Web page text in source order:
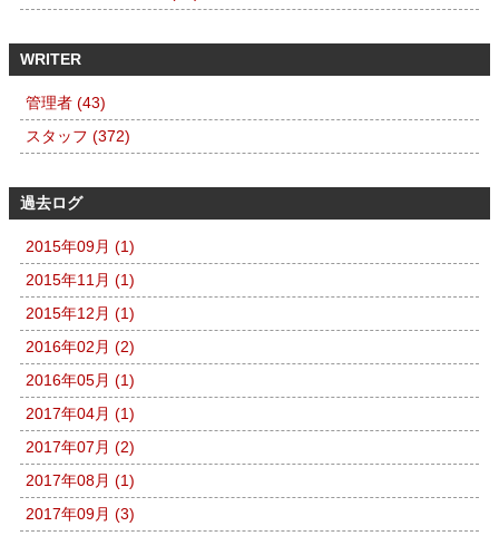
WRITER
管理者 (43)
スタッフ (372)
過去ログ
2015年09月 (1)
2015年11月 (1)
2015年12月 (1)
2016年02月 (2)
2016年05月 (1)
2017年04月 (1)
2017年07月 (2)
2017年08月 (1)
2017年09月 (3)